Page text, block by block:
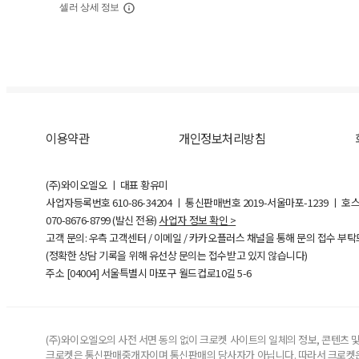
셀러 상세 정보
이용약관 개인정보처리방침
(주)와이오엘오 ㅣ 대표 황유미
사업자등록번호610-86-34204ㅣ 통신판매번호 2019-서울마포-1239 ㅣ 호
070-8676-8799 (발신 전용) 사업자 정보 확인 >
고객 문의: 우측 고객센터 / 이메일 / 카카오플러스 채널을 통해 문의 접수 부
(정확한 상담 기록을 위해 유선상 문의는 접수받고 있지 않습니다)
주소 [04004] 서울특별시 마포구 월드컵로10길5-6
(주)와이오엘오의 사전 서면 동의 없이 크로켓 사이트의 일체의 정보, 콘텐츠
크로켓은 통신판매중개자이며 통신판매의 당사자가 아닙니다. 따라서 크로